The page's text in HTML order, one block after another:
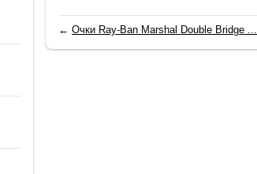
← Очки Ray-Ban Marshal Double Bridge ...